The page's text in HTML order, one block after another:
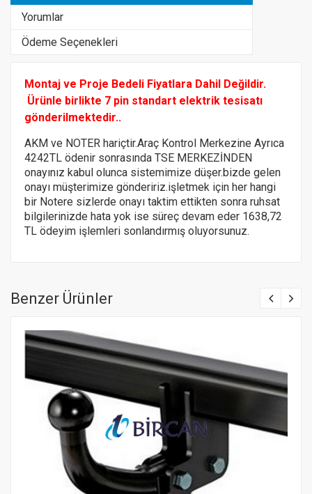
Yorumlar
Ödeme Seçenekleri
Montaj ve Proje Bedeli Fiyatlara Dahil Değildir.
Ürünle birlikte 7 pin standart elektrik tesisatı
gönderilmektedir..
AKM ve NOTER hariçtir.Araç Kontrol Merkezine Ayrıca
4242TL ödenir sonrasında TSE MERKEZİNDEN
onayınız kabul olunca sistemimize düşer.bizde gelen
onayı müşterimize göndeririz.işletmek için her hangi
bir Notere sizlerde onayı taktim ettikten sonra ruhsat
bilgilerinizde hata yok ise süreç devam eder 1638,72
TL ödeyim işlemleri sonlandırmış oluyorsunuz.
Benzer Ürünler